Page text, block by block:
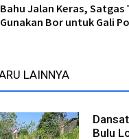
Bahu Jalan Keras, Satgas
Gunakan Bor untuk Gali
LAINNYA
Bulu